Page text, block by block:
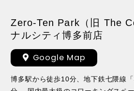
Zero-Ten Park（旧 The
ナルシティ博多前店
Google Map
博多駅から徒歩10分、地下鉄七隈線